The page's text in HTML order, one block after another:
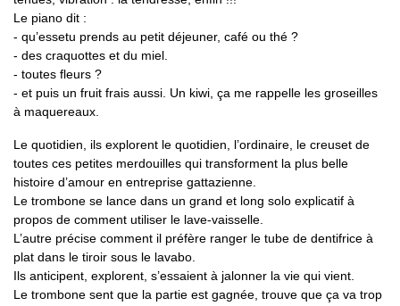
Le piano dit :
- qu’essetu prends au petit déjeuner, café ou thé ?
- des craquottes et du miel.
- toutes fleurs ?
- et puis un fruit frais aussi. Un kiwi, ça me rappelle les groseilles
à maquereaux.
Le quotidien, ils explorent le quotidien, l’ordinaire, le creuset de
toutes ces petites merdouilles qui transforment la plus belle
histoire d’amour en entreprise gattazienne.
Le trombone se lance dans un grand et long solo explicatif à
propos de comment utiliser le lave-vaisselle.
L’autre précise comment il préfère ranger le tube de dentifrice à
plat dans le tiroir sous le lavabo.
Ils anticipent, explorent, s’essaient à jalonner la vie qui vient.
Le trombone sent que la partie est gagnée, trouve que ça va trop